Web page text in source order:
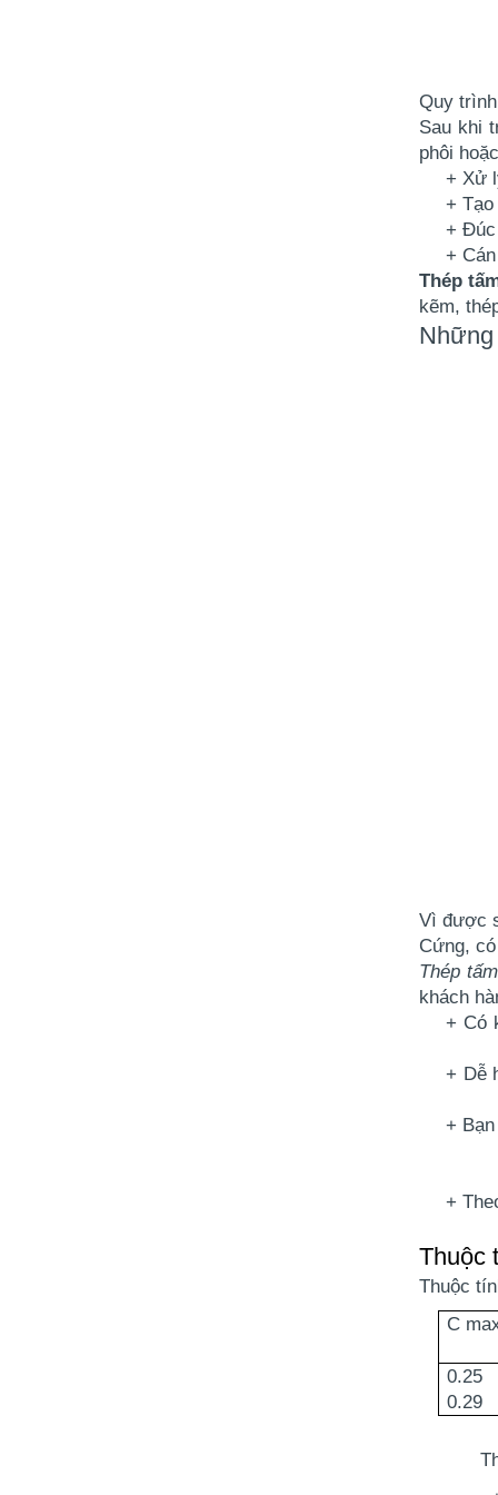
Quy
Sau khi
phôi
+ Xử
+
+
+ Cán
Thép
kẽm,
Vì được
Cứng,
Thép tấm
khách
+ Có
+ Dễ
+
+
Thuộc
Thuộc
C
0.29
Thuộc